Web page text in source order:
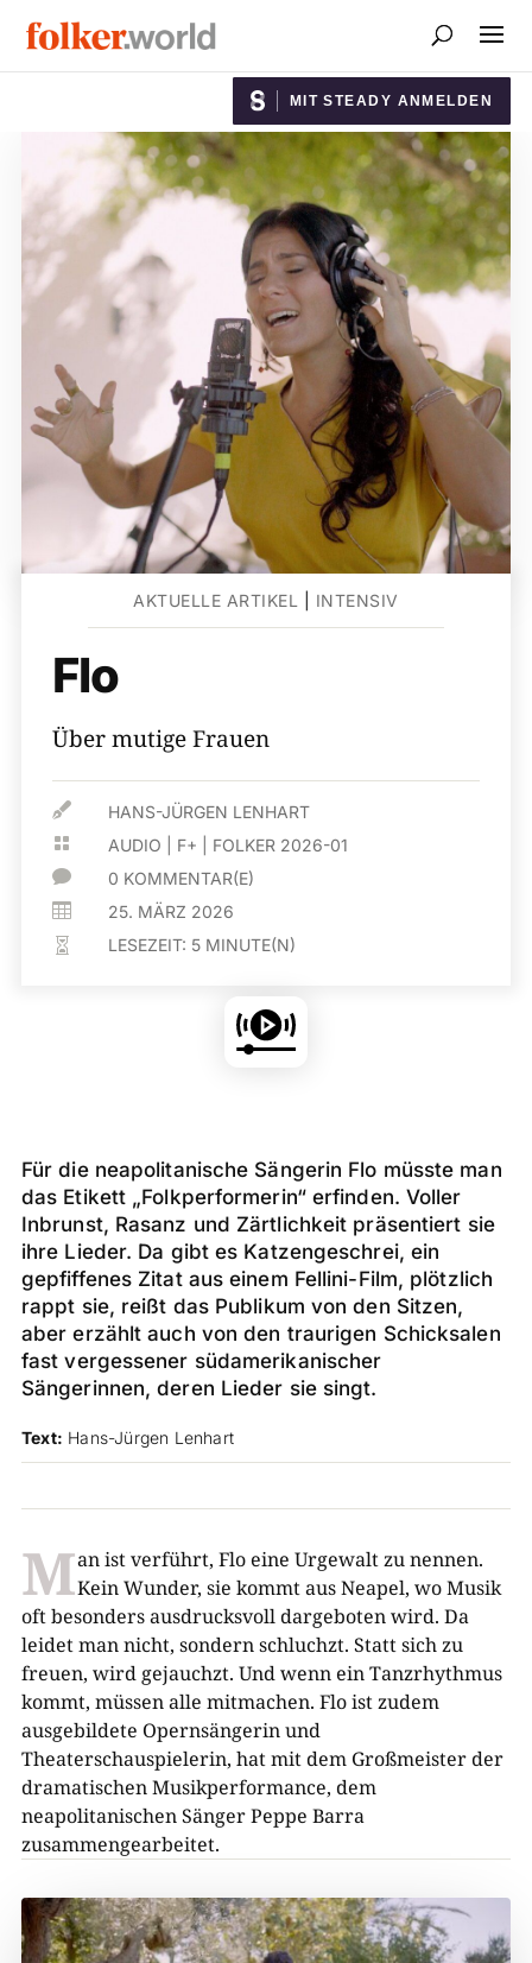
MIT STEADY ANMELDEN
AKTUELLE ARTIKEL INTENSIV
Flo
Über mutige Frauen
 HANS-JÜRGEN LENHART
 AUDIO F+ FOLKER 2026-01
 0 KOMMENTAR(E)
 25. MÄRZ 2026
 LESEZEIT: 5 MINUTE(N)
Für die neapolitanische Sängerin Flo müsste man
das Etikett „Folkperformerin“ erfinden. Voller
Inbrunst, Rasanz und Zärtlichkeit präsentiert sie
ihre Lieder. Da gibt es Katzengeschrei, ein
gepfiffenes Zitat aus einem Fellini-Film, plötzlich
rappt sie, reißt das Publikum von den Sitzen,
aber erzählt auch von den traurigen Schicksalen
fast vergessener südamerikanischer
Sängerinnen, deren Lieder sie singt.
Text: Hans-Jürgen Lenhart
Man ist verführt, Flo eine Urgewalt zu nennen.
Kein Wunder, sie kommt aus Neapel, wo Musik
oft besonders ausdrucksvoll dargeboten wird. Da
leidet man nicht, sondern schluchzt. Statt sich zu
freuen, wird gejauchzt. Und wenn ein Tanzrhythmus
kommt, müssen alle mitmachen. Flo ist zudem
ausgebildete Opernsängerin und
Theaterschauspielerin, hat mit dem Großmeister der
dramatischen Musikperformance, dem
neapolitanischen Sänger Peppe Barra
zusammengearbeitet.